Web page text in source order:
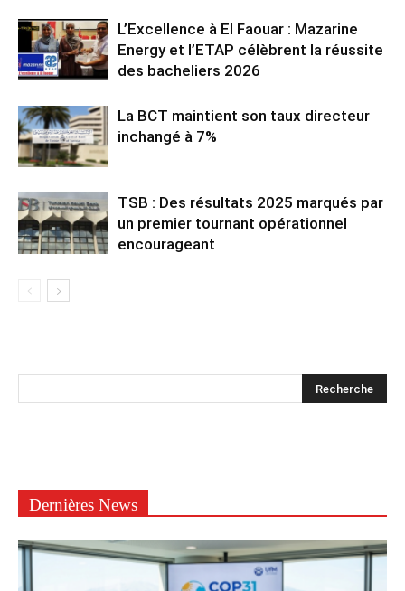
L’Excellence à El Faouar : Mazarine
Energy et l’ETAP célèbrent la réussite
des bacheliers 2026
La BCT maintient son taux directeur
inchangé à 7%
TSB : Des résultats 2025 marqués par
un premier tournant opérationnel
encourageant
Dernières News